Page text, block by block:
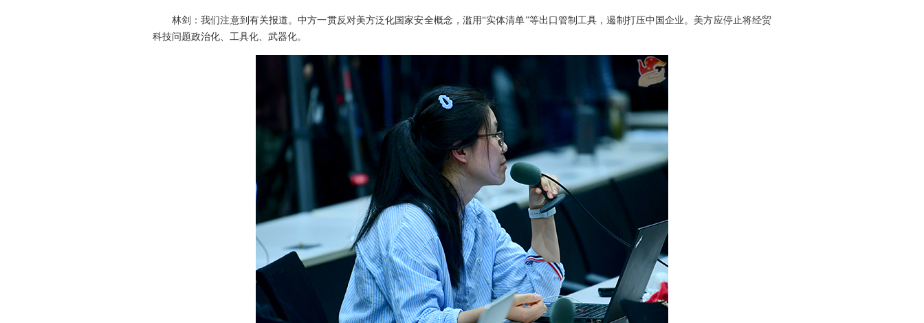
林剑：我们注意到有关报道。中方一贯反对美方泛化国家安全概念，滥用“实体清单”等出口管制工具，遏制打压中国企业。美方应停止将经贸
科技问题政治化、工具化、武器化。